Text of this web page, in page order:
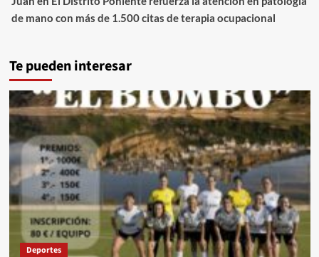
de mano con más de 1.500 citas de terapia ocupacional
Te pueden interesar
Deportes